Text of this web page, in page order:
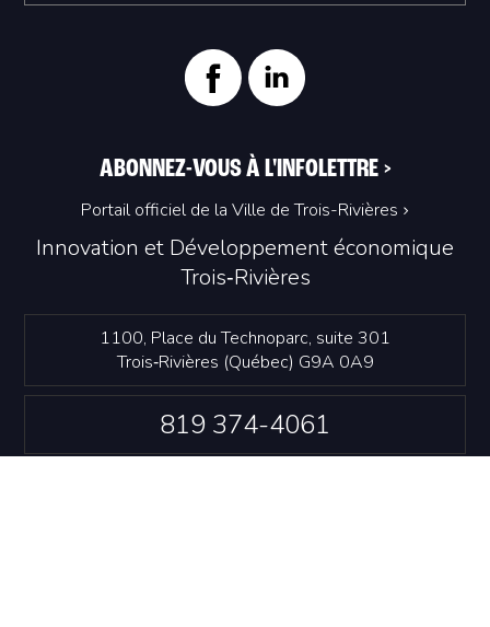
Innovation et Développement économique
Trois‑Rivières
1100, Place du Technoparc, suite 301
Trois‑Rivières (Québec) G9A 0A9
819 374-4061
ABONNEZ-VOUS À L'INFOLETTRE >
Portail officiel de la Ville de Trois-Rivières